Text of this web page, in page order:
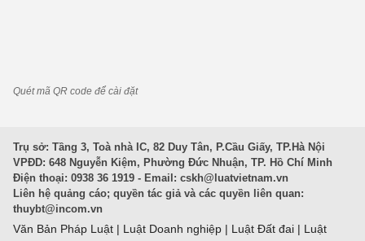
Quét mã QR code để cài đặt
Trụ sở: Tầng 3, Toà nhà IC, 82 Duy Tân, P.Cầu Giấy, TP.Hà Nội
VPĐD: 648 Nguyễn Kiệm, Phường Đức Nhuận, TP. Hồ Chí Minh
Điện thoại: 0938 36 1919 - Email: cskh@luatvietnam.vn
Liên hệ quảng cáo; quyền tác giả và các quyền liên quan:
thuybt@incom.vn
Văn Bản Pháp Luật | Luật Doanh nghiệp | Luật Đất đai | Luật